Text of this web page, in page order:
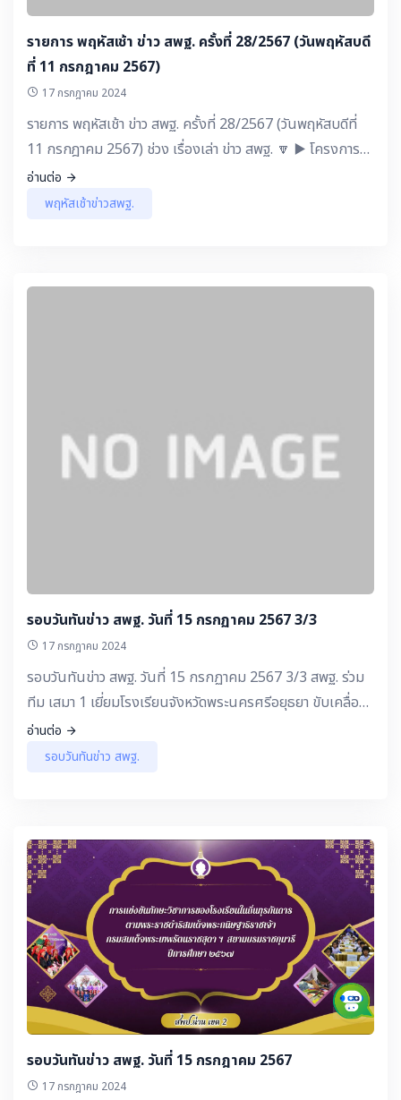
รายการ พฤหัสเช้า ข่าว สพฐ. ครั้งที่ 28/2567 (วันพฤหัสบดี
ที่ 11 กรกฎาคม 2567)
17 กรกฎาคม 2024
รายการ พฤหัสเช้า ข่าว สพฐ. ครั้งที่ 28/2567 (วันพฤหัสบดีที่
11 กรกฎาคม 2567) ช่วง เรื่องเล่า ข่าว สพฐ. 🔽 ▶️ โครงการ
พระราชดำริ : การน้อมนำพระบรมราโชบายของในหลวงรัชกาลที่
10 สู่การปฏิบัติ โดยใช้นวัตกรรม “โคกกลาง โมเดล” สร้างเครือ
คณะ : โครงการจัดประกวดคลิปวิดีโอสุขภาวะดิจิทัล หลักสูตรอุ่น
ใจไซเบอร์ ปี 2567 อุ่นใจ CYBER Young Creator
อ่านต่อ
พฤหัสเช้าข่าวสพฐ.
รอบวันทันข่าว สพฐ. วันที่ 15 กรกฏาคม 2567 3/3
17 กรกฎาคม 2024
รอบวันทันข่าว สพฐ. วันที่ 15 กรกฏาคม 2567 3/3 สพฐ. ร่วม
ทีม เสมา 1 เยี่ยมโรงเรียนจังหวัดพระนครศรีอยุธยา ขับเคลื่อน
ตามนโยบาย “เรียนดี มีความสุข”
อ่านต่อ
รอบวันทันข่าว สพฐ.
รอบวันทันข่าว สพฐ. วันที่ 15 กรกฎาคม 2567
17 กรกฎาคม 2024